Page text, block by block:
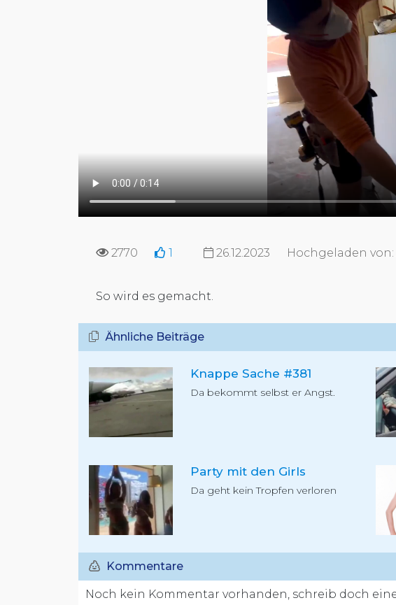
2770 1 26.12.2023 Hochgeladen von:
So wird es gemacht.
Ähnliche Beiträge
Knappe Sache #381
Da bekommt selbst er Angst.
Party mit den Girls
Da geht kein Tropfen verloren
Kommentare
Noch kein Kommentar vorhanden, schreib doch